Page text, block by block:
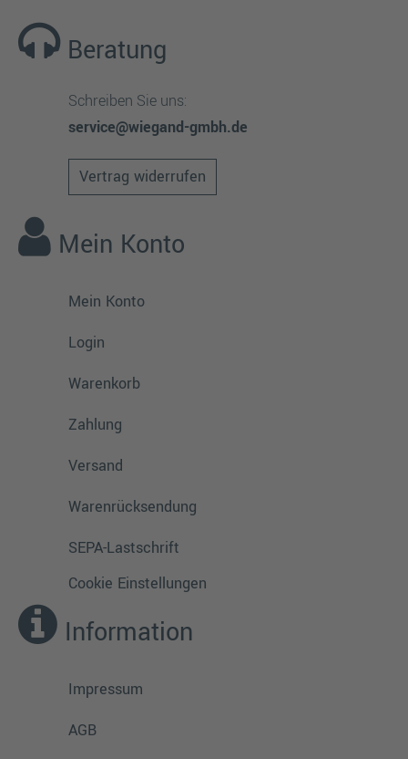
Beratung
Schreiben Sie uns:
service@wiegand-gmbh.de
Vertrag widerrufen
Mein Konto
Mein Konto
Login
Warenkorb
Zahlung
Versand
Warenrücksendung
SEPA-Lastschrift
Cookie Einstellungen
Information
Impressum
AGB